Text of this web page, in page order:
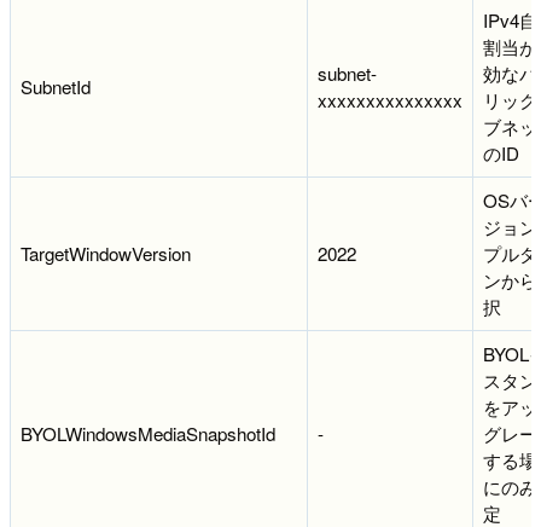
SubnetId
subnet-
xxxxxxxxxxxxxxx
IPv4
割当
効な
リッ
ブネ
のID
TargetWindowVersion 2022
OSバ
ジョ
プル
ンか
択
BYOLWindowsMediaSnapshotId -
BYOL
スタ
をア
グレ
する
にの
定